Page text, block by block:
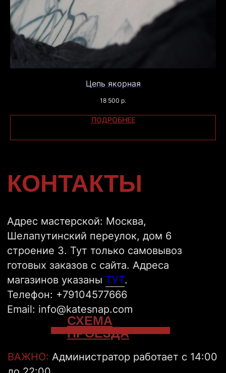
Цепь якорная
18 500 р.
ПОДРОБНЕЕ
ВАЖНО:Администратор работает с 14:00
до 22:00.
Email: info@katesnap.com
вами в ближайшее время или напишите
СХЕМА
ПРОЕЗДА
VKONTAKTE TELEGRAM INSTAGRAM